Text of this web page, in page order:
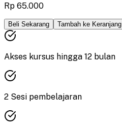
Rp 65.000
Beli Sekarang Tambah ke Keranjang
Akses kursus hingga 12 bulan
2 Sesi pembelajaran